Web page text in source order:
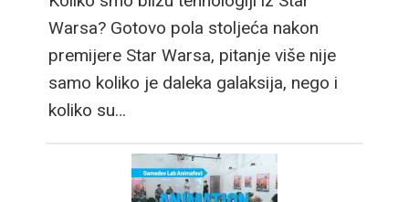
Warsa? Gotovo pola stoljeća nakon
premijere Star Warsa, pitanje više nije
samo koliko je daleka galaksija, nego i
koliko su…